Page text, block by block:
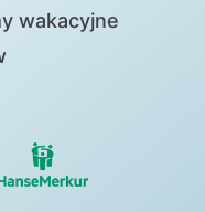
wakacyjne